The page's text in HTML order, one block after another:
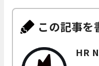
この記事を
HR